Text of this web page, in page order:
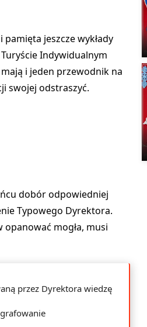
jeszcze wykłady
Indywidualnym
i jeden przewodnik na
swojej odstraszyć.
dobór odpowiedniej
Typowego Dyrektora.
mogła, musi
przez Dyrektora wiedzę